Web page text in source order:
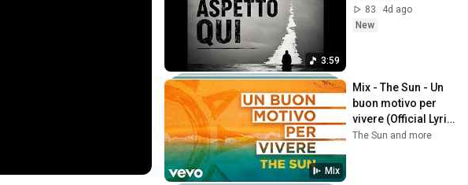
3:59
83
4d ago
New
Mix
Mix - The Sun - Un
buon motivo per
vivere (Official Lyric
Video)
The Sun and more